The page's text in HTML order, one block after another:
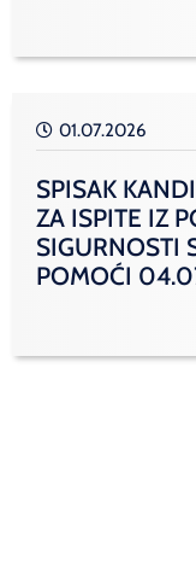
01.07.2026
SPISAK
ZA ISPITE IZ
SIGURNOSTI
POMOĆI